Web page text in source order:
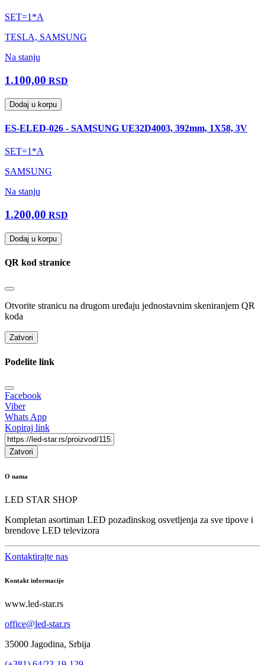
SET=1*A
TESLA, SAMSUNG
Na stanju
1.100,00 RSD
Dodaj u korpu
ES-ELED-026 - SAMSUNG UE32D4003, 392mm, 1X58, 3V
SET=1*A
SAMSUNG
Na stanju
1.200,00 RSD
Dodaj u korpu
QR kod stranice
Otvorite stranicu na drugom uređaju jednostavnim skeniranjem QR
koda
Zatvori
Podelite link
Facebook
Viber
Whats App
Kopiraj link
Zatvori
O nama
LED STAR SHOP
Kompletan asortiman LED pozadinskog osvetljenja za sve tipove i
brendove LED televizora
Kontaktirajte nas
Kontakt informacije
www.led-star.rs
office@led-star.rs
35000 Jagodina, Srbija